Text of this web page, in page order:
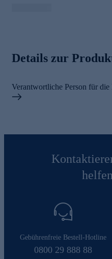
Details zur
Verantwortliche Person für die
Gebührenfreie Bestell-Hotline
0800 29 888 88